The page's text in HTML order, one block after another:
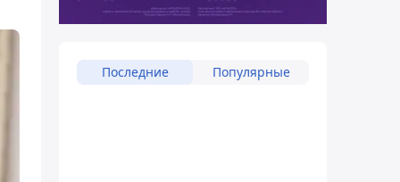
Последние Популярные